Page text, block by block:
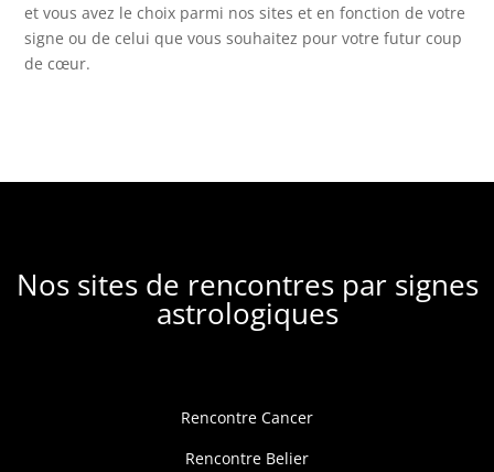
et vous avez le choix parmi nos sites et en fonction de votre
signe ou de celui que vous souhaitez pour votre futur coup
de cœur.
Nos sites de rencontres par signes
astrologiques
Rencontre Cancer
Rencontre Belier